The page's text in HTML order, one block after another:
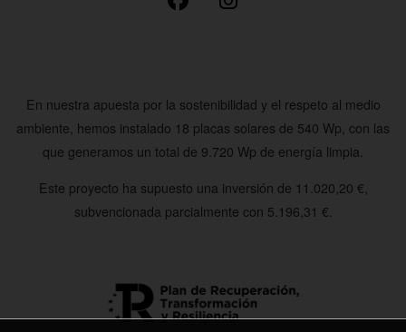
En nuestra apuesta por la sostenibilidad y el respeto al medio
ambiente, hemos instalado 18 placas solares de 540 Wp , con las
que generamos un total de 9.720 Wp de energía limpia.
Este proyecto ha supuesto una inversión de 11.020,20 €,
subvencionada parcialmente con 5.196,31 €.